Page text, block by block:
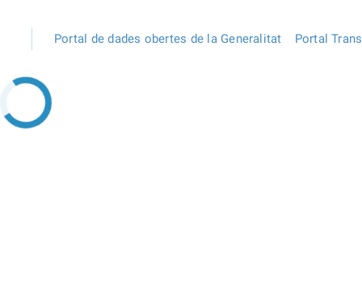
Portal de dades obertes de la Generalitat Portal